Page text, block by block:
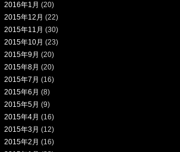
2016年1月 (20)
2015年12月 (22)
2015年11月 (30)
2015年10月 (23)
2015年9月 (20)
2015年8月 (20)
2015年7月 (16)
2015年6月 (8)
2015年5月 (9)
2015年4月 (16)
2015年3月 (12)
2015年2月 (16)